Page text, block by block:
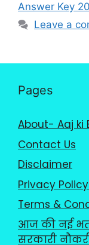
Answer Key
Leave a
Pages
About- Aaj ki
Contact Us
Disclaimer
Privacy
Terms &
आज की नई
सरकारी